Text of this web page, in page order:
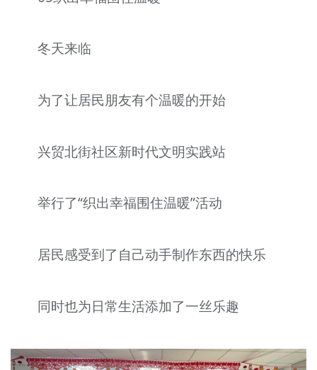
冬天来临
为了让居民朋友有个温暖的开始
兴贸北街社区新时代文明实践站
举行了“织出幸福围住温暖”活动
居民感受到了自己动手制作东西的快乐
同时也为日常生活添加了一丝乐趣